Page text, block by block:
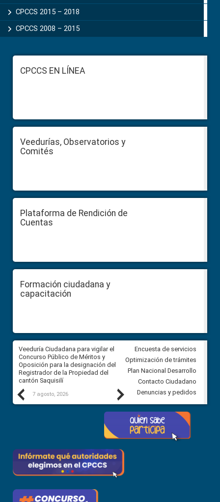
CPCCS 2015 – 2018
CPCCS 2008 – 2015
FooterCPCCS EN LÍNEA
Veedurías, Observatorios y
Comités
Plataforma de Rendición de
Cuentas
Formación ciudadana y
capacitación
Previous
Veeduría Ciudadana para vigilar el
Concurso Público de Méritos y
Oposición para la designación del
Registrador de la Propiedad del
cantón Saquisilí
7 agosto, 2026
Veeduría Ciudadana para
construcción del asfaltado de
Ballenita del cantón Santa
7 agosto, 2026
Next
Encuesta de servicios
Optimización de trámites
Plan Nacional Desarrollo
Contacto Ciudadano
Denuncias y pedidos